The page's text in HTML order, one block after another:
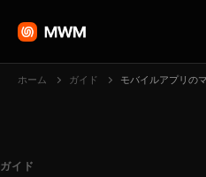
ホーム ガイド
ガイド